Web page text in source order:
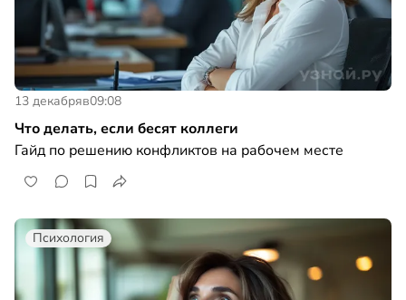
13 декабряв09:08
Что делать, если бесят коллеги
Гайд по решению конфликтов на рабочем месте
Психология